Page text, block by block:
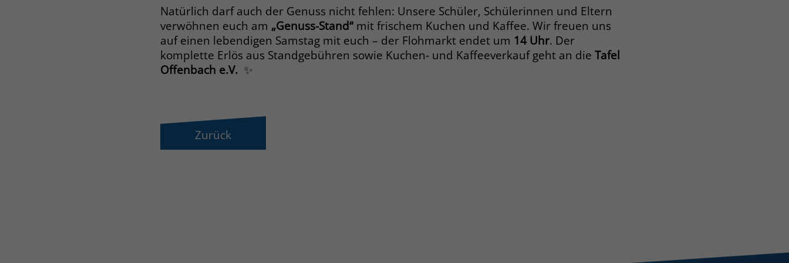
Natürlich darf auch der Genuss nicht fehlen: Unsere Schüler, Schülerinnen und Eltern
verwöhnen euch am „Genuss-Stand“mit frischem Kuchen und Kaffee. Wir freuen uns
auf einen lebendigen Samstag mit euch – der Flohmarkt endet um 14 Uhr. Der
komplette Erlös aus Standgebühren sowie Kuchen‑ und Kaffeeverkauf geht an die Tafel
Offenbach e.V.✨
Zurück
Name PHPSESSID
Anbieter www.marianne-frostig-schule.de